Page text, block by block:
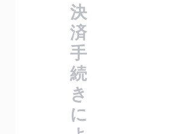
は楽しさや仲間意識を尊重し、常に
決
済
手
続
き
に